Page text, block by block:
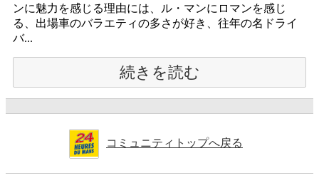
ンに魅力を感じる理由には、ル・マンにロマンを感じ
る、出場車のバラエティの多さが好き、往年の名ドライ
バ...
続きを読む
コミュニティトップへ戻る